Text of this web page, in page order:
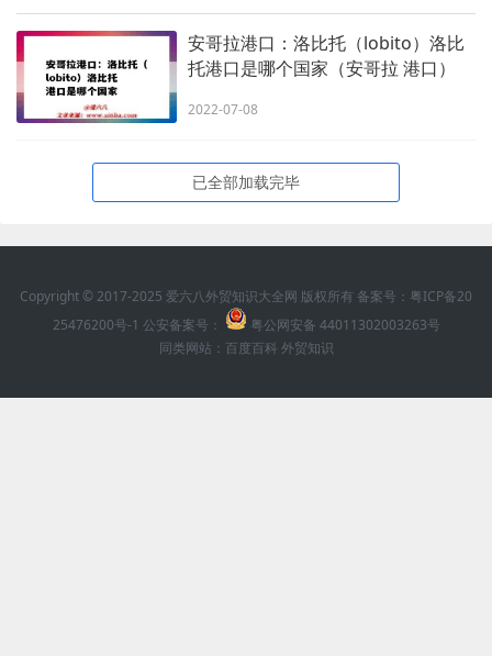
安哥拉港口：洛比托（lobito）洛比
托港口是哪个国家（安哥拉 港口）
2022-07-08
已全部加载完毕
Copyright © 2017-2025 爱六八外贸知识大全网 版权所有 备案号： 粤ICP备20
25476200号-1 公安备案号：
粤公网安备 44011302003263号
同类网站： 百度百科 外贸知识